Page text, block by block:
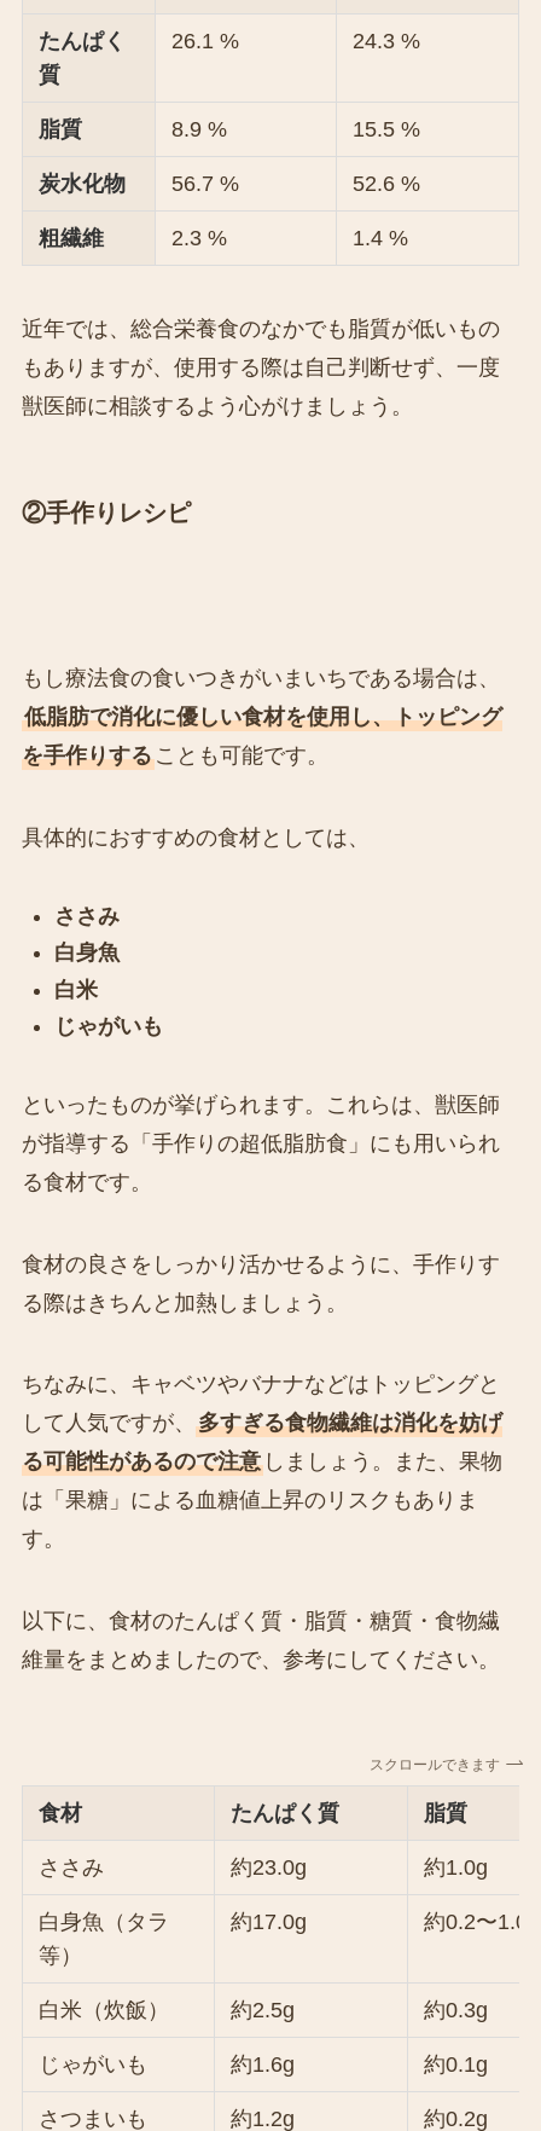
たんぱく
質
26.1 % 24.3 %
脂質 8.9 % 15.5 %
炭水化物 56.7 % 52.6 %
粗繊維 2.3 % 1.4 %
近年では、総合栄養食のなかでも脂質が低いもの
もありますが、使用する際は自己判断せず、一度
獣医師に相談するよう心がけましょう。
②手作りレシピ
もし療法食の食いつきがいまいちである場合は、
低脂肪で消化に優しい食材を使用し、トッピング
を手作りすることも可能です。
具体的におすすめの食材としては、
ささみ
白身魚
白米
じゃがいも
といったものが挙げられます。これらは、獣医師
が指導する「手作りの超低脂肪食」にも用いられ
る食材です。
食材の良さをしっかり活かせるように、手作りす
る際はきちんと加熱しましょう。
ちなみに、キャベツやバナナなどはトッピングと
して人気ですが、 多すぎる食物繊維は消化を妨げ
る可能性があるので注意しましょう。また、果物
は「果糖」による血糖値上昇のリスクもありま
す。
以下に、食材のたんぱく質・脂質・糖質・食物繊
維量をまとめましたので、参考にしてください。
スクロールできます
食材 たんぱく質 脂質
ささみ 約23.0g 約1.0g
白身魚（タラ
等）
約17.0g 約0.2〜1.0g
白米（炊飯） 約2.5g 約0.3g
じゃがいも 約1.6g 約0.1g
さつまいも 約1.2g 約0.2g